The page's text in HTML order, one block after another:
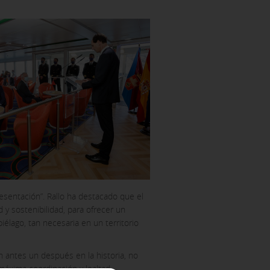
Rallo ha destacado que el
y sostenibilidad, para ofrecer un
tan necesaria en un territorio
antes un después en la historia, no
ACEPTAR TODAS
navegador para bloquear o
ninguna información de